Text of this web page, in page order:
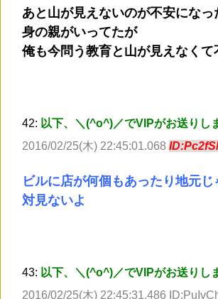
あと山が見えないのが不安になっ
身の親がいってたが
俺も今問う教育と山が見えなくて
42: 以下、＼(^o^)／でVIPがお送りし
2016/02/25(木) 22:45:01.068
ビルに店が何個もあったり地元
対見ないよ
43: 以下、＼(^o^)／でVIPがお送りし
2016/02/25(木) 22:45:31.486